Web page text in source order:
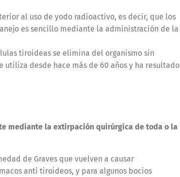
al uso de yodo radioactivo, es decir, que los
es sencillo mediante la administración de la
tiroideas se elimina del organismo sin
desde hace más de 60 años y ha resultado
mediante la extirpación quirúrgica de toda o la
de Graves que vuelven a causar
anti tiroideos, y para algunos bocios